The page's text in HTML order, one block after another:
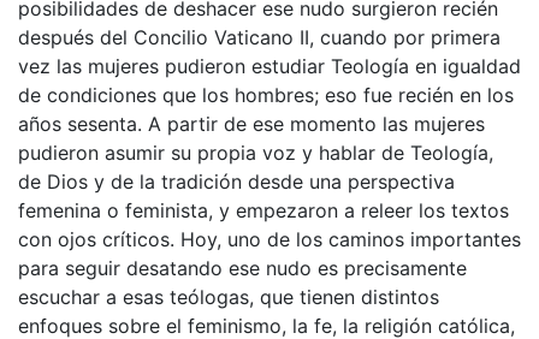
posibilidades de deshacer ese nudo surgieron recién
después del Concilio Vaticano II, cuando por primera
vez las mujeres pudieron estudiar Teología en igualdad
de condiciones que los hombres; eso fue recién en los
años sesenta. A partir de ese momento las mujeres
pudieron asumir su propia voz y hablar de Teología,
de Dios y de la tradición desde una perspectiva
femenina o feminista, y empezaron a releer los textos
con ojos críticos. Hoy, uno de los caminos importantes
para seguir desatando ese nudo es precisamente
escuchar a esas teólogas, que tienen distintos
enfoques sobre el feminismo, la fe, la religión católica,